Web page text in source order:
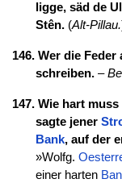
ligge, säd de
Stên.(Alt-Pillau.
146. Wer die
schreiben.–
147. Wie hart
sagte jener
Bank, auf der
»Wolfg.
einer harten